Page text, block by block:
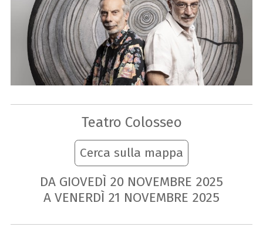
Teatro Colosseo
Cerca sulla mappa
DA GIOVEDÌ 20 NOVEMBRE 2025
A VENERDÌ 21 NOVEMBRE 2025